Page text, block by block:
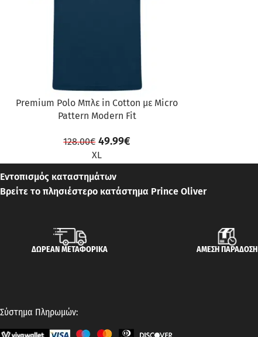
Premium Polo Μπλε in Cotton με Micro
Pattern Modern Fit
128.00€ 49.99€
XL
Εντοπισμός καταστημάτων
Βρείτε το πλησιέστερο κατάστημα Prince Oliver
ΔΩΡΕΑΝ ΜΕΤΑΦΟΡΙΚΑ ΑΜΕΣΗ ΠΑΡΑΔΟΣΗ
Σύστημα Πληρωμών: